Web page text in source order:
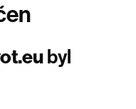
byl